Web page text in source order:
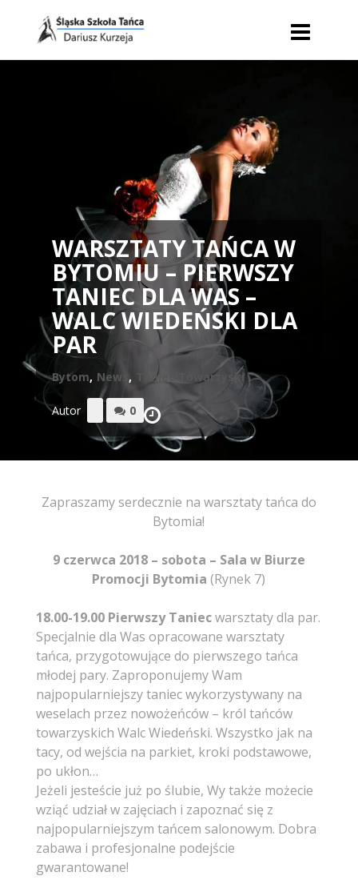
WARSZTATY TAŃCA W
BYTOMIU – PIERWSZY
TANIEC DLA WAS –
WALC WIEDEŃSKI DLA
PAR
Bytom, News , Taniec Towarzyski
Autor 0
Zapraszamy serdecznie na warsztaty tańca do
Bytomia!
9 czerwca 2018 – sobota – Sala w Biurze
Promocji Bytomia(Rynek 7)
18.00-19.00 Pierwszy Taniecwarsztaty dla par.
Specjalnie dla Was opracowane warsztaty
tańca, przygotowujące do pierwszego tańca
młodej pary. Zaproponujemy Wam
najpopularniejszy taniec wykorzystywany na
weselach przez nowożeńców – król tańców
towarzyskich Walc Wiedeński. Wszystko jak na
tacy, od wejścia na parkiet, kroki podstawowe,
po ukłon…
Jeżeli jesteście już po ślubie, Wy także możecie
wziąć udział w zajęciach i zapoznać się z
najpopularniejszym tańcem salonowym. Dobra
zabawa i profesjonalne podejście
gwarantowane!